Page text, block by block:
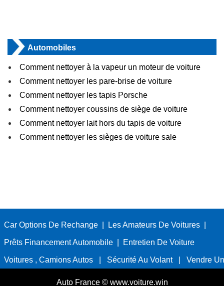
Automobiles
Comment nettoyer à la vapeur un moteur de voiture
Comment nettoyer les pare-brise de voiture
Comment nettoyer les tapis Porsche
Comment nettoyer coussins de siège de voiture
Comment nettoyer lait hors du tapis de voiture
Comment nettoyer les sièges de voiture sale
Car Options De Rechange Les Amateurs De Voitures
Prêts Financement Automobile Entretien De Voiture
Voitures , Camions Autos Sécurité Au Volant Vendre
Auto France © www.voiture.win